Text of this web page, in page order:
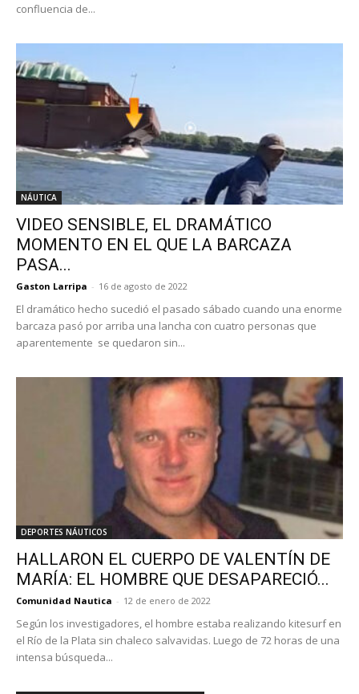
confluencia de...
NÁUTICA
VIDEO SENSIBLE, EL DRAMÁTICO
MOMENTO EN EL QUE LA BARCAZA
PASA...
Gaston Larripa - 16 de agosto de 2022
El dramático hecho sucedió el pasado sábado cuando una enorme
barcaza pasó por arriba una lancha con cuatro personas que
aparentemente se quedaron sin...
DEPORTES NÁUTICOS
HALLARON EL CUERPO DE VALENTÍN DE
MARÍA: EL HOMBRE QUE DESAPARECIÓ...
Comunidad Nautica - 12 de enero de 2022
Según los investigadores, el hombre estaba realizando kitesurf en
el Río de la Plata sin chaleco salvavidas. Luego de 72 horas de una
intensa búsqueda...